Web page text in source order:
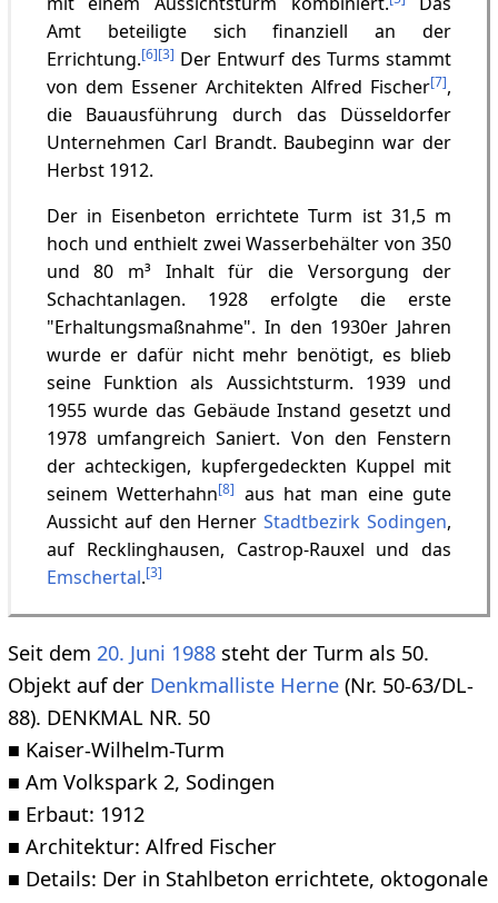
Amt beteiligte sich finanziell an der
Errichtung.[6][3] Der Entwurf des Turms stammt
von dem Essener Architekten Alfred Fischer[7],
die Bauausführung durch das Düsseldorfer
Unternehmen Carl Brandt. Baubeginn war der
Herbst 1912.
Der in Eisenbeton errichtete Turm ist 31,5 m
hoch und enthielt zwei Wasserbehälter von 350
und 80 m³ Inhalt für die Versorgung der
Schachtanlagen. 1928 erfolgte die erste
"Erhaltungsmaßnahme". In den 1930er Jahren
wurde er dafür nicht mehr benötigt, es blieb
seine Funktion als Aussichtsturm. 1939 und
1955 wurde das Gebäude Instand gesetzt und
1978 umfangreich Saniert. Von den Fenstern
der achteckigen, kupfergedeckten Kuppel mit
seinem Wetterhahn[8] aus hat man eine gute
Aussicht auf den HernerStadtbezirk Sodingen,
auf Recklinghausen, Castrop-Rauxel und das
Emschertal.[3]
Seit dem 20. Juni 1988steht der Turm als 50.
Objekt auf der Denkmalliste Herne(Nr. 50-63/DL-
88). DENKMAL NR. 50
■ Kaiser-Wilhelm-Turm
■ Am Volkspark 2, Sodingen
■ Erbaut: 1912
■ Architektur: Alfred Fischer
■ Details: Der in Stahlbeton errichtete, oktogonale